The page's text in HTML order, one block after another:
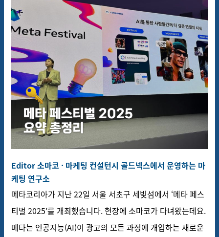
Editor 소마코 · 마케팅 컨설턴시 골드넥스에서 운영하는 마
케팅 연구소
메타코리아가 지난 22일 서울 서초구 세빛섬에서 ‘메타 페스
티벌 2025′를 개최했습니다. 현장에 소마코가 다녀왔는데요.
메타는 인공지능(AI)이 광고의 모든 과정에 개입하는 새로운